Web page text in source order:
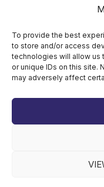
To provide the best
to store and/or access
technologies will allow us
or unique IDs on this site.
may adversely affect
Układ chłodzenia /
Zbiorniki / Pojemniki
Żurawie do
Żurawie